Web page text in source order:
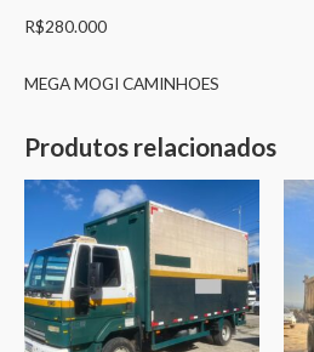
R$280.000
MEGA MOGI CAMINHOES
Produtos relacionados